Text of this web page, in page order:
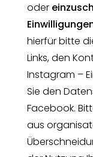
oder
hierfür bitte
Links, den
Instagram –
Sie den
Facebook.
aus